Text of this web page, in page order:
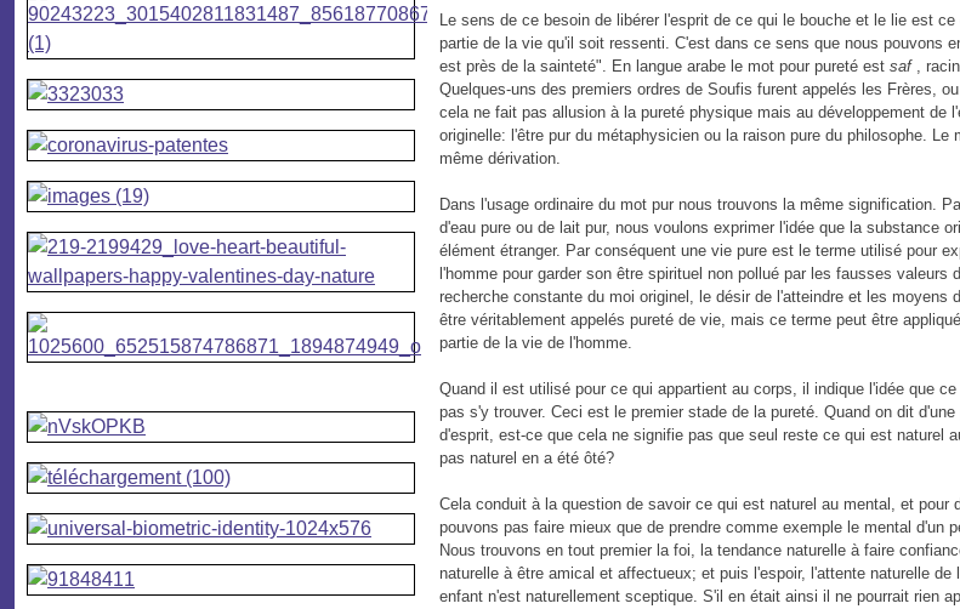
Le sens de ce besoin de libérer l'esprit de ce qui le bouche et le lie est
partie de la vie qu'il soit ressenti. C'est dans ce sens que nous pouvons
est près de la sainteté". En langue arabe le mot pour pureté est saf,
Quelques-uns des premiers ordres de Soufis furent appelés les Frères,
cela ne fait pas allusion à la pureté physique mais au développement de
originelle: l'être pur du métaphysicien ou la raison pure du philosophe. Le
même dérivation.
Dans l'usage ordinaire du mot pur nous trouvons la même signification.
d'eau pure ou de lait pur, nous voulons exprimer l'idée que la substance
élément étranger. Par conséquent une vie pure est le terme utilisé pour
l'homme pour garder son être spirituel non pollué par les fausses valeurs
recherche constante du moi originel, le désir de l'atteindre et les moyens
être véritablement appelés pureté de vie, mais ce terme peut être
partie de la vie de l'homme.
Quand il est utilisé pour ce qui appartient au corps, il indique l'idée que
pas s'y trouver. Ceci est le premier stade de la pureté. Quand on dit
d'esprit, est-ce que cela ne signifie pas que seul reste ce qui est naturel
pas naturel en a été ôté?
Cela conduit à la question de savoir ce qui est naturel au mental, et pour
pouvons pas faire mieux que de prendre comme exemple le mental d'un
Nous trouvons en tout premier la foi, la tendance naturelle à faire
naturelle à être amical et affectueux; et puis l'espoir, l'attente naturelle de
enfant n'est naturellement sceptique. S'il en était ainsi il ne pourrait rien